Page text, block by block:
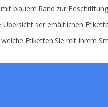
blauem Rand zur
Übersicht der erhältlichen
Etiketten Sie mit Ihrem